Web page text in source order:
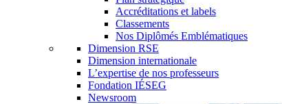
Accréditations et labels
Classements
Nos Diplômés Emblématiques
Dimension RSE
Dimension internationale
L’expertise de nos professeurs
Fondation IÉSEG
Newsroom